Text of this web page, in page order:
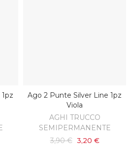
AGGIUNGI AL CARRELLO
Ago 2 Punte Silver Line 1pz
Viola
AGHI TRUCCO
SEMIPERMANENTE
3,90 € 3,20 €